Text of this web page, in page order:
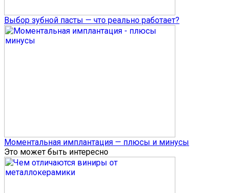
Выбор зубной пасты — что реально работает?
Моментальная имплантация — плюсы и минусы
Это может быть интересно